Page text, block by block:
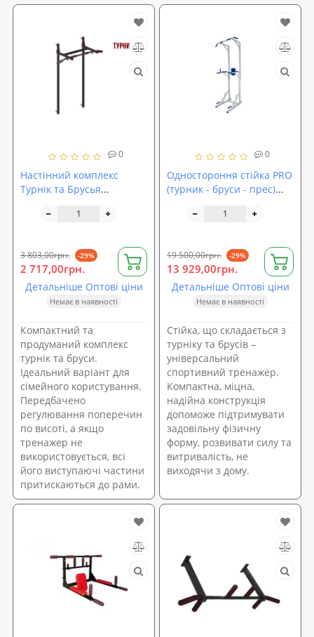
0
Настінний комплекс
Турнік та Брусья
Ls32160, складний
3 803,00грн. -29%
2 717,00грн.
Детальніше Оптові ціни
Немає в наявності
Компактний та
продуманий комплекс
турнік та бруси.
Ідеальний варіант для
сімейного користування.
Передбачено
регулювання поперечин
по висоті, а якщо
тренажер не
використовується, всі
його виступаючі частини
притискаються до рами.
0
Одностороння стійка PRO
(турник - бруси - прес)
19 500,00грн. -29%
13 929,00грн.
Детальніше Оптові ціни
Немає в наявності
Стійка, що складається з
турніку та брусів –
універсальний
спортивний тренажер.
Компактна, міцна,
надійна конструкція
допоможе підтримувати
задовільну фізичну
форму, розвивати силу та
витривалість, не
виходячи з дому.